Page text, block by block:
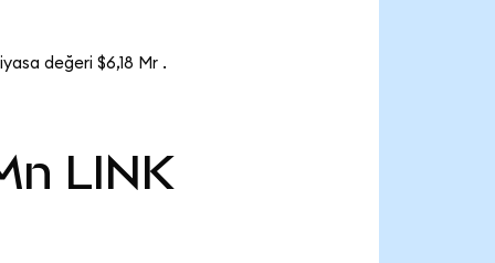
değeri $6,18 Mr .
LINK